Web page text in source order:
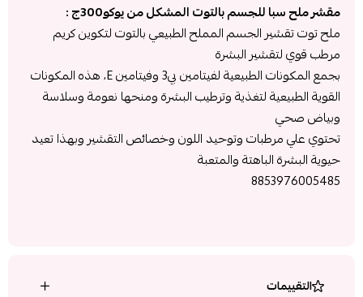
مقشر ملح سبا للجسم بالتوت المشكل من يوكو300ج :
ملح توت تقشير الجسم المملح الطبيعي بالتوت لتكوين كريم
مرطب قوي لتقشير البشرة
بجمع المكونات الطبيعية لفيتامين بي3 وفيتامين E، هذه المكونات
القوية الطبيعية لتغذية وترطيب البشرة ومنحها نعومة وسلاسة
وبياض صحي
تحتوي علي مرطبات وتوحيد اللون وخصائص التقشير وبهذا تعيد
حيوية البشرة الباهتة والمتعبة
8853976005485
التقييمات